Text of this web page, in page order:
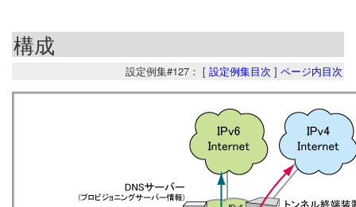
構成
設定例集#127： [ 設定例集目次 ] ページ内目次